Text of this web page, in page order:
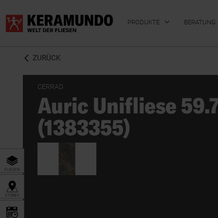
PRODUKTE
BADFLIESEN KÜCHENFLIESEN
BERATUNG
ZURÜCK
CERRAD
Auric Unifliese
(1383355)
FLIESEN
STORES